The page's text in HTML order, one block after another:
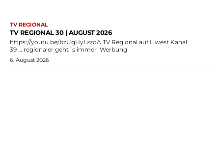
TV REGIONAL
TV REGIONAL 30 | AUGUST 2026
https://youtu.be/bzUgHyLzzdA TV Regional auf Liwest Kanal
39 … regionaler geht´s immer Werbung
6. August 2026